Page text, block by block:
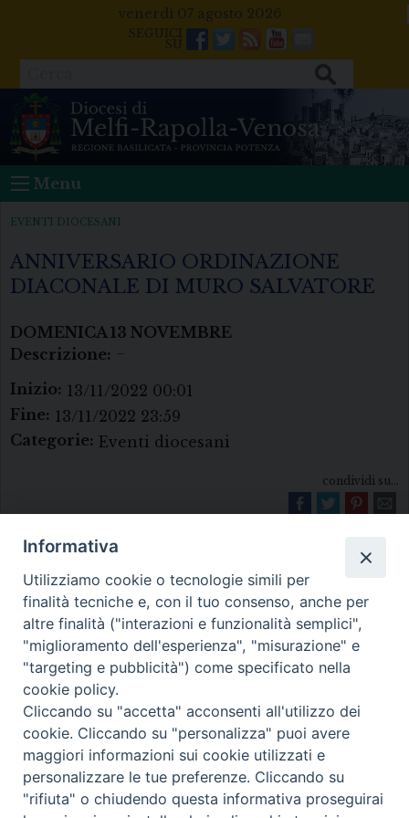
venerdì 07 agosto 2026
Facebook
Twitter
FeedsYoutube
Mail
Menu
EVENTI DIOCESANI
ANNIVERSARIO ORDINAZIONE
DIACONALE DI MURO SALVATORE
DOMENICA 13 NOVEMBRE
Descrizione: –
Inizio: 13/11/2022 00:01
Fine: 13/11/2022 23:59
Categorie: Eventi diocesani
condividi su...
Diocesi di Melfi Rapolla Venosa
• Largo Duomo, 12 - 85025 MELFI (PZ) •
Tel. 0972238604
PEC ufficiale della Diocesi:
diocesi.melfi_rapolla_venosa@legalmail.it
Informativa
Utilizziamo cookie o tecnologie simili per
finalità tecniche e, con il tuo consenso, anche per
altre finalità ("interazioni e funzionalità semplici",
"miglioramento dell'esperienza", "misurazione" e
"targeting e pubblicità") come specificato nella
cookie policy.
Cliccando su "accetta" acconsenti all'utilizzo dei
cookie. Cliccando su "personalizza" puoi avere
maggiori informazioni sui cookie utilizzati e
personalizzare le tue preferenze. Cliccando su
"rifiuta" o chiudendo questa informativa proseguirai